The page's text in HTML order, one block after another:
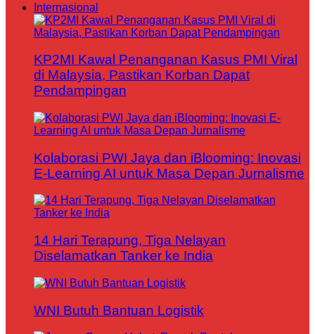
Internasional
KP2MI Kawal Penanganan Kasus PMI Viral
di Malaysia, Pastikan Korban Dapat
Pendampingan
Kolaborasi PWI Jaya dan iBlooming: Inovasi
E-Learning AI untuk Masa Depan Jurnalisme
14 Hari Terapung, Tiga Nelayan
Diselamatkan Tanker ke India
WNI Butuh Bantuan Logistik